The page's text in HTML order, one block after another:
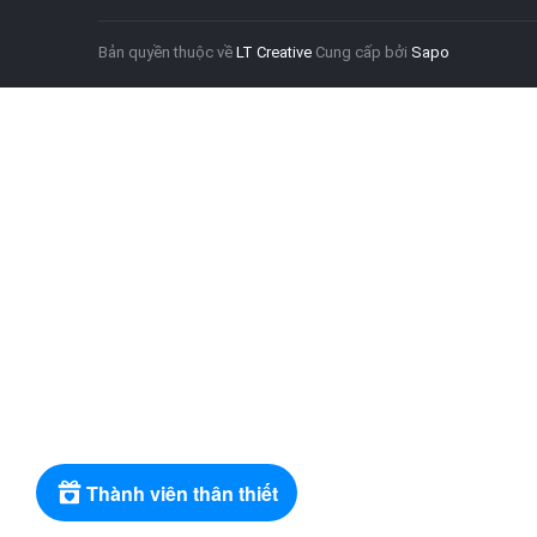
Bản quyền thuộc về LT Creative Cung cấp bởi Sapo
Thành viên thân thiết